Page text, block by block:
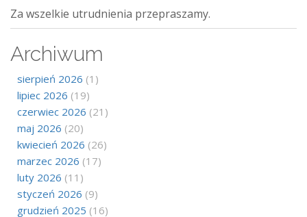
Za wszelkie utrudnienia przepraszamy.
Archiwum
sierpień 2026 (1)
lipiec 2026 (19)
czerwiec 2026 (21)
maj 2026 (20)
kwiecień 2026 (26)
marzec 2026 (17)
luty 2026 (11)
styczeń 2026 (9)
grudzień 2025 (16)